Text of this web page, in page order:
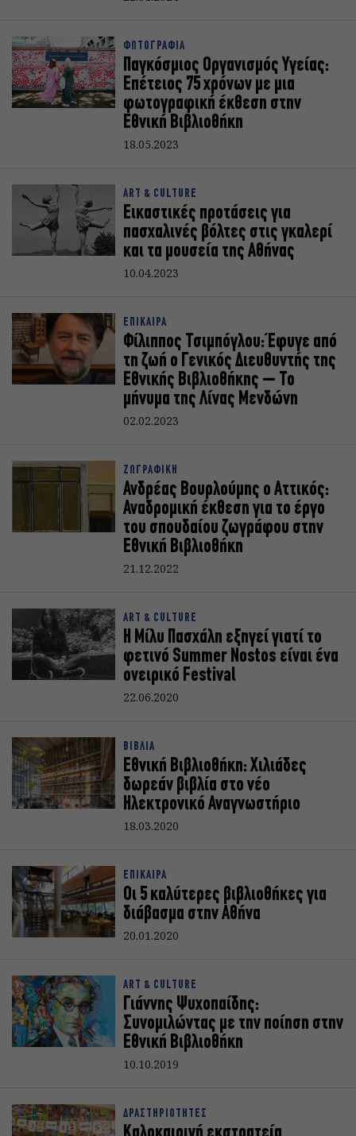
ΦΩΤΟΓΡΑΦΙΑ
Παγκόσμιος Οργανισμός Υγείας:
Επέτειος 75 χρόνων με μια
φωτογραφική έκθεση στην
Εθνική Βιβλιοθήκη
18.05.2023
ART & CULTURE
Εικαστικές προτάσεις για
πασχαλινές βόλτες στις γκαλερί
και τα μουσεία της Αθήνας
10.04.2023
ΕΠΙΚΑΙΡΑ
Φίλιππος Τσιμπόγλου: Έφυγε από
τη ζωή ο Γενικός Διευθυντής της
Εθνικής Βιβλιοθήκης – Το
μήνυμα της Λίνας Μενδώνη
02.02.2023
ΖΩΓΡΑΦΙΚΗ
Ανδρέας Βουρλούμης ο Αττικός:
Αναδρομική έκθεση για το έργο
του σπουδαίου ζωγράφου στην
Εθνική Βιβλιοθήκη
21.12.2022
ART & CULTURE
Η Μίλυ Πασχάλη εξηγεί γιατί το
φετινό Summer Nostos είναι ένα
ονειρικό Festival
22.06.2020
ΒΙΒΛΙΑ
Εθνική Βιβλιοθήκη: Χιλιάδες
δωρεάν βιβλία στο νέο
Ηλεκτρονικό Αναγνωστήριο
18.03.2020
ΕΠΙΚΑΙΡΑ
Οι 5 καλύτερες βιβλιοθήκες για
διάβασμα στην Αθήνα
20.01.2020
ART & CULTURE
Γιάννης Ψυχοπαίδης:
Συνομιλώντας με την ποίηση στην
Εθνική Βιβλιοθήκη
10.10.2019
ΔΡΑΣΤΗΡΙΟΤΗΤΕΣ